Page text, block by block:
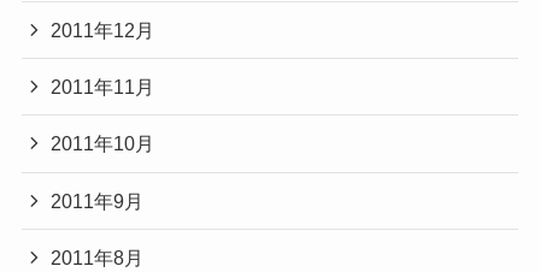
2011年12月
2011年11月
2011年10月
2011年9月
2011年8月